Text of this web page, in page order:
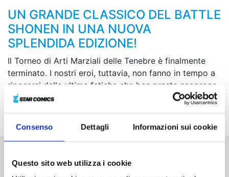
Consenso Dettagli Informazioni sui cookie
Questo sito web utilizza i cookie
UN GRANDE CLASSICO DEL BATTLE
SHONEN IN UNA NUOVA
SPLENDIDA EDIZIONE!
Il Torneo di Arti Marziali delle Tenebre è finalmente
terminato. I nostri eroi, tuttavia, non fanno in tempo a
riposarsi dalle ultime fatiche che ben presto scoprono
una nuova, incombente minaccia... E questa volta
Altri volumi della serie